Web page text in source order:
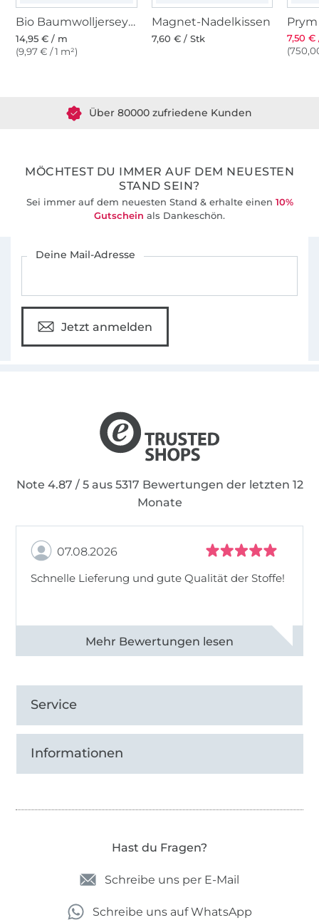
Bio Baumwolljersey Organic, altrosa
14,95 € / m
(9,97 € / 1 m²)
Magnet-Nadelkissen
7,60 € / Stk
7,50 €
MÖCHTEST DU IMMER AUF DEM NEUESTEN
STAND SEIN?
Sei immer auf dem neuesten Stand & erhalte einen 10%
Gutschein als Dankeschön.
Deine Mail-Adresse
Jetzt anmelden
Note 4.87 / 5 aus 5317 Bewertungen der letzten 12
Monate
07.08.2026
Schnelle Lieferung und gute Qualität der Stoffe!
Alle 82990 Bewertungen ansehen
Service
Informationen
Hast du Fragen?
Schreibe uns per E-Mail
Schreibe uns auf WhatsApp